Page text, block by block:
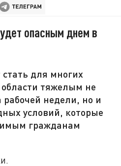
опасным днем в
для многих
тяжелым не
рабочей недели, но и
условий, которые
гражданам